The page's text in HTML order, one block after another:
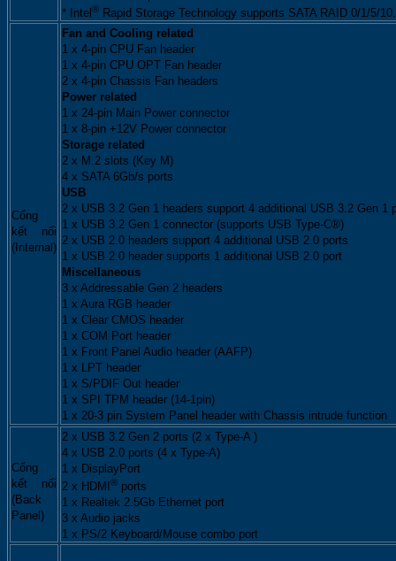
* Intel® Rapid Storage Technology supports SATA RAID 0/1/5/10.
Cổng
kết nối
(Internal)
Fan and Cooling related
1 x 4-pin CPU Fan header
1 x 4-pin CPU OPT Fan header
2 x 4-pin Chassis Fan headers
Power related
1 x 24-pin Main Power connector
1 x 8-pin +12V Power connector
Storage related
2 x M.2 slots (Key M)
4 x SATA 6Gb/s ports
USB
2 x USB 3.2 Gen 1 headers support 4 additional USB 3.2 Gen 1
1 x USB 3.2 Gen 1 connector (supports USB Type-C®)
2 x USB 2.0 headers support 4 additional USB 2.0 ports
1 x USB 2.0 header supports 1 additional USB 2.0 port
Miscellaneous
3 x Addressable Gen 2 headers
1 x Aura RGB header
1 x Clear CMOS header
1 x COM Port header
1 x Front Panel Audio header (AAFP)
1 x LPT header
1 x S/PDIF Out header
1 x SPI TPM header (14-1pin)
1 x 20-3 pin System Panel header with Chassis intrude function
Cổng
kết nối
(Back
Panel)
2 x USB 3.2 Gen 2 ports (2 x Type-A )
4 x USB 2.0 ports (4 x Type-A)
1 x DisplayPort
2 x HDMI® ports
1 x Realtek 2.5Gb Ethernet port
3 x Audio jacks
1 x PS/2 Keyboard/Mouse combo port